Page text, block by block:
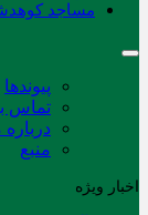
مساجد
پیوندها
تماس
درباره
منبع
اخبار ویژه